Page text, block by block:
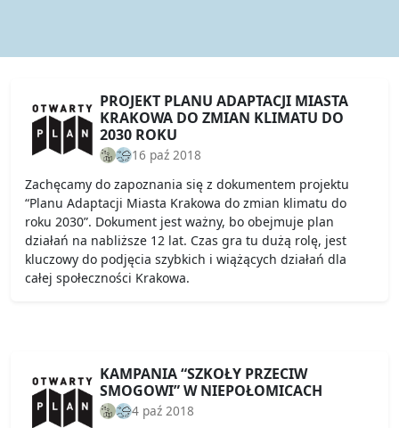
PROJEKT PLANU ADAPTACJI MIASTA
KRAKOWA DO ZMIAN KLIMATU DO
2030 ROKU
16 paź 2018
Zachęcamy do zapoznania się z dokumentem projektu
“Planu Adaptacji Miasta Krakowa do zmian klimatu do
roku 2030”. Dokument jest ważny, bo obejmuje plan
działań na nabliższe 12 lat. Czas gra tu dużą rolę, jest
kluczowy do podjęcia szybkich i wiążących działań dla
całej społeczności Krakowa.
KAMPANIA “SZKOŁY PRZECIW
SMOGOWI” W NIEPOŁOMICACH
4 paź 2018